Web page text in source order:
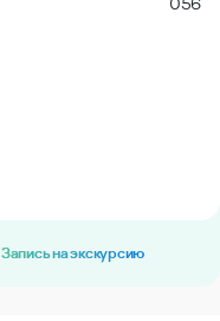
Запись на экскурсию